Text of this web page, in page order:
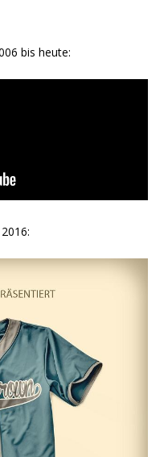
bis heute:
2016: